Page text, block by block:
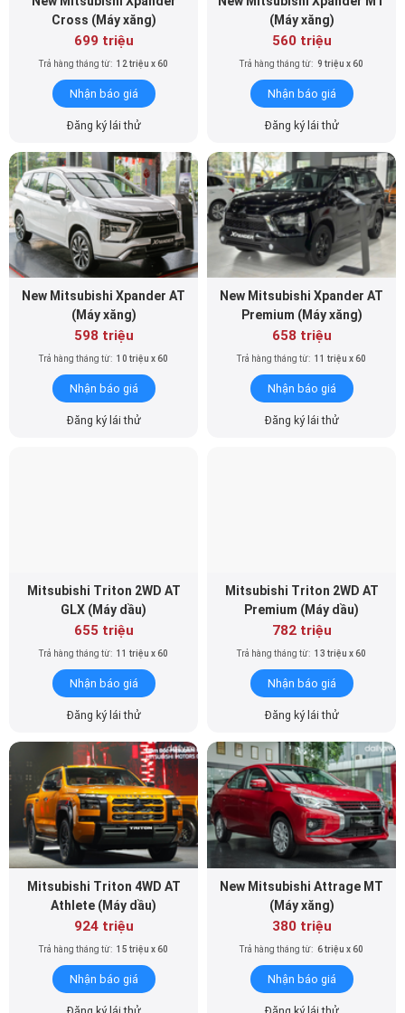
Cross (Máy xăng)
699 triệu
Trả hàng tháng từ: 12 triệu x 60
Nhận báo giá
Đăng ký lái thử
(Máy xăng)
560 triệu
Trả hàng tháng từ: 9 triệu x 60
Nhận báo giá
Đăng ký lái thử
New Mitsubishi Xpander AT
(Máy xăng)
598 triệu
Trả hàng tháng từ: 10 triệu x 60
Nhận báo giá
Đăng ký lái thử
New Mitsubishi Xpander AT
Premium (Máy xăng)
658 triệu
Trả hàng tháng từ: 11 triệu x 60
Nhận báo giá
Đăng ký lái thử
Mitsubishi Triton 2WD AT
GLX (Máy dầu)
655 triệu
Trả hàng tháng từ: 11 triệu x 60
Nhận báo giá
Đăng ký lái thử
Mitsubishi Triton 2WD AT
Premium (Máy dầu)
782 triệu
Trả hàng tháng từ: 13 triệu x 60
Nhận báo giá
Đăng ký lái thử
Mitsubishi Triton 4WD AT
Athlete (Máy dầu)
924 triệu
Trả hàng tháng từ: 15 triệu x 60
Nhận báo giá
New Mitsubishi Attrage MT
(Máy xăng)
380 triệu
Trả hàng tháng từ: 6 triệu x 60
Nhận báo giá